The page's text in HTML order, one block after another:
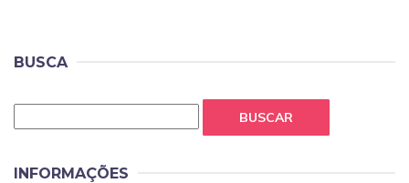
BUSCA
BUSCAR
INFORMAÇÕES